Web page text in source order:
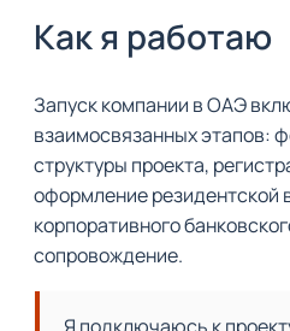
Как я работаю
Запуск компании в ОАЭ
взаимосвязанных этапов:
структуры проекта,
оформление резидентской
корпоративного
сопровождение.